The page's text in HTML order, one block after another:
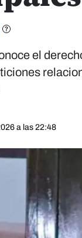
el
a las 22:48